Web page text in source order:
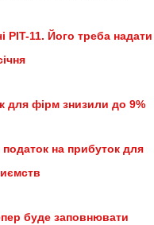
PIT-11. Його треба надати
для фірм знизили до 9%
на прибуток для
буде заповнювати